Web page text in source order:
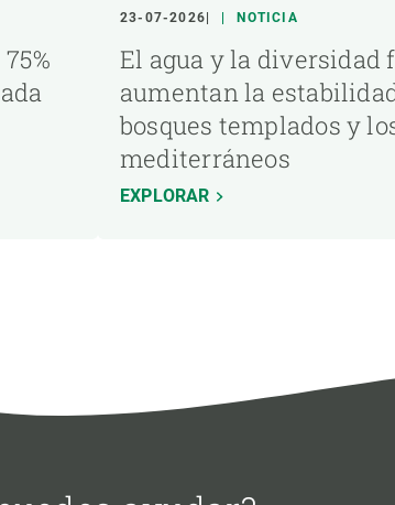
23-07-2026 NOTICIA
El agua y la diversidad
aumentan la
bosques templados y
mediterráneos
EXPLORAR